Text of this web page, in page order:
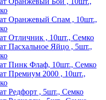
Оранжевый Спам , 10шт.,
Отличник , 10шт., Семко
Пасхальное Яйцо , 5шт.,
Пинк Флаф, 10шт., Семко
Премиум 2000 , 10шт.,
Редфорт , 5шт., Семко